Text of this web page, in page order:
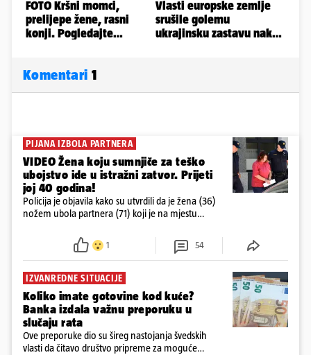
Komentari 1
PIJANA IZBOLA PARTNERA
VIDEO Žena koju sumnjiče za teško
ubojstvo ide u istražni zatvor. Prijeti
joj 40 godina!
Policija je objavila kako su utvrdili da je žena (36)
nožem ubola partnera (71) koji je na mjestu
ispitali i poslali u istražni zatvor
1 54
IZVANREDNE SITUACIJE
Koliko imate gotovine kod kuće?
Banka izdala važnu preporuku u
slučaju rata
Ove preporuke dio su šireg nastojanja švedskih
vlasti da čitavo društvo pripreme za moguće